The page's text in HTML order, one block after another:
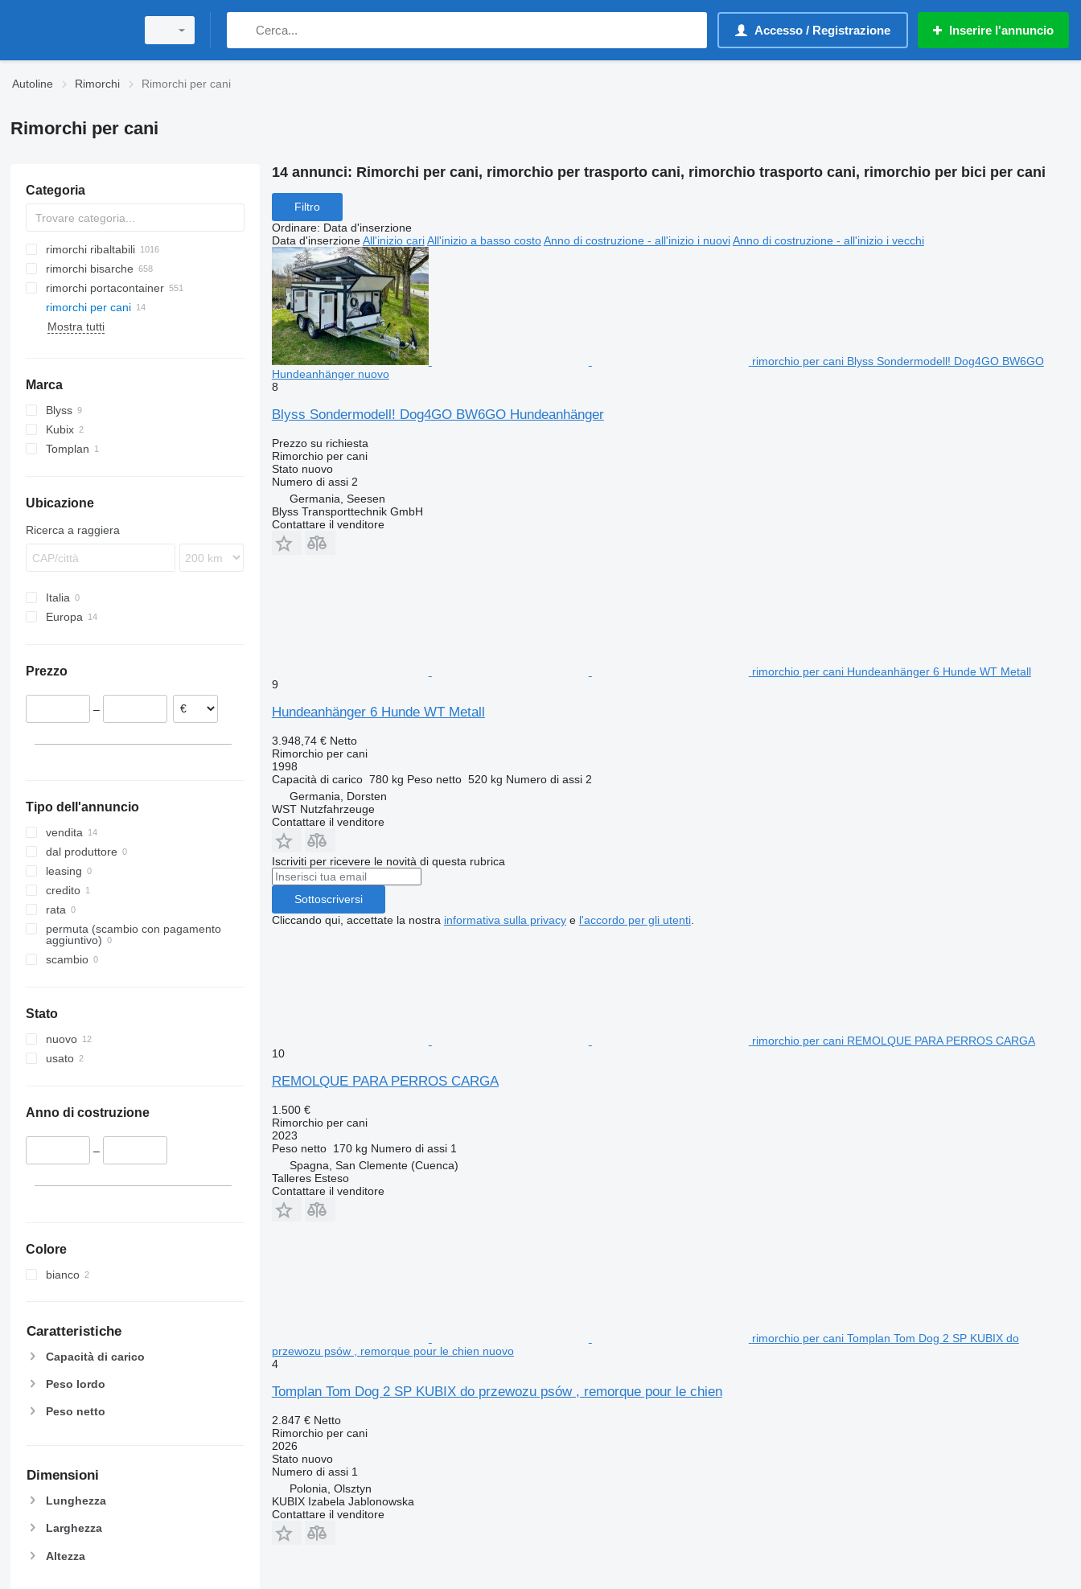
Accesso / Registrazione Inserire l'annuncio
Autoline Rimorchi Rimorchi per cani
Rimorchi per cani
Categoria
rimorchi ribaltabili
rimorchi bisarche
rimorchi portacontainer
rimorchi per cani
Mostra tutti
Marca
Blyss
Kubix
Tomplan
Ubicazione
Ricerca a raggiera
Italia
Europa
Germania
Spagna
Prezzo
–
Tipo dell'annuncio
vendita
dal produttore
leasing
credito
rata
permuta (scambio con pagamento
aggiuntivo)
scambio
Stato
nuovo
usato
Anno di costruzione
–
Colore
bianco
Caratteristiche
Capacità di carico
Peso lordo
Peso netto
Dimensioni
Lunghezza
Larghezza
Altezza
14 annunci: Rimorchi per cani, rimorchio per trasporto cani, rimorchio trasporto cani, rimorchio per bici per cani
Filtro
Ordinare: Data d'inserzione
Data d'inserzione All'inizio cari All'inizio a basso costo Anno di costruzione - all'inizio i nuovi Anno di costruzione - all'inizio i vecchi
rimorchio per cani Blyss Sondermodell! Dog4GO BW6GO
Hundeanhänger nuovo
8
Blyss Sondermodell! Dog4GO BW6GO Hundeanhänger
Prezzo su richiesta
Rimorchio per cani
Statonuovo
Numero di assi 2
Germania, Seesen
Blyss Transporttechnik GmbH
Contattare il venditore
rimorchio per cani Hundeanhänger 6 Hunde WT Metall
9
Hundeanhänger 6 Hunde WT Metall
3.948,74 € Netto
Rimorchio per cani
1998
Capacità di carico 780 kg Peso netto 520 kg Numero di assi 2
Germania, Dorsten
WST Nutzfahrzeuge
Contattare il venditore
Iscriviti per ricevere le novità di questa rubrica
Sottoscriversi
Cliccando qui, accettate la nostra informativa sulla privacye l'accordo per gli utenti.
rimorchio per cani REMOLQUE PARA PERROS CARGA
10
REMOLQUE PARA PERROS CARGA
1.500 €
Rimorchio per cani
2023
Peso netto 170 kg Numero di assi 1
Spagna, San Clemente (Cuenca)
Talleres Esteso
Contattare il venditore
rimorchio per cani Tomplan Tom Dog 2 SP KUBIX do
przewozu psów , remorque pour le chien nuovo
4
Tomplan Tom Dog 2 SP KUBIX do przewozu psów , remorque pour le chien
2.847 € Netto
Rimorchio per cani
2026
Statonuovo
Numero di assi 1
Polonia, Olsztyn
KUBIX Izabela Jablonowska
Contattare il venditore